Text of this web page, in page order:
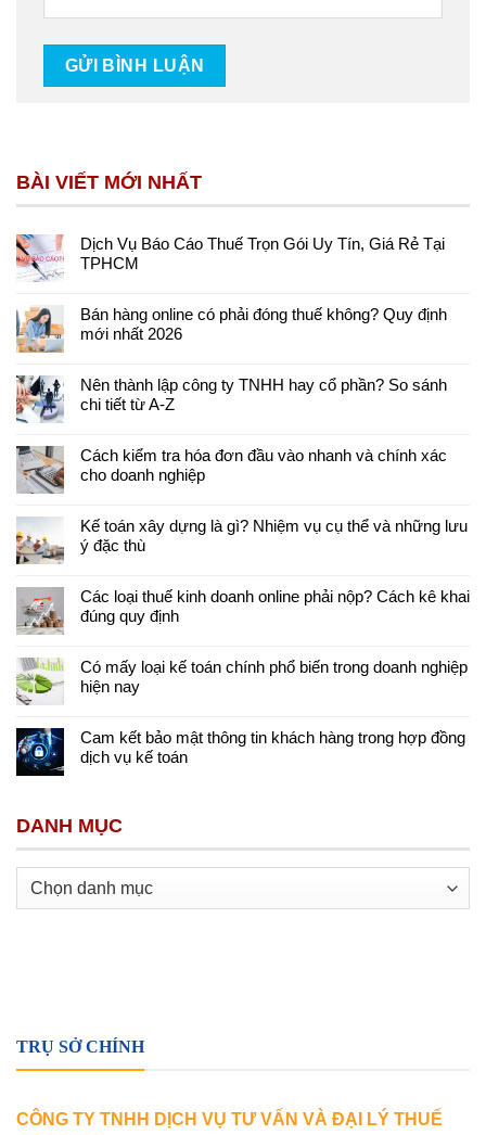
BÀI VIẾT MỚI NHẤT
Dịch Vụ Báo Cáo Thuế Trọn Gói Uy Tín, Giá Rẻ Tại
TPHCM
Bán hàng online có phải đóng thuế không? Quy định
mới nhất 2026
Nên thành lập công ty TNHH hay cổ phần? So sánh
chi tiết từ A-Z
Cách kiểm tra hóa đơn đầu vào nhanh và chính xác
cho doanh nghiệp
Kế toán xây dựng là gì? Nhiệm vụ cụ thể và những lưu
ý đặc thù
Các loại thuế kinh doanh online phải nộp? Cách kê khai
đúng quy định
Có mấy loại kế toán chính phổ biến trong doanh nghiệp
hiện nay
Cam kết bảo mật thông tin khách hàng trong hợp đồng
dịch vụ kế toán
DANH MỤC
Danh
TRỤ SỞ CHÍNH
CÔNG TY TNHH DỊCH VỤ TƯ VẤN VÀ ĐẠI LÝ THUẾ